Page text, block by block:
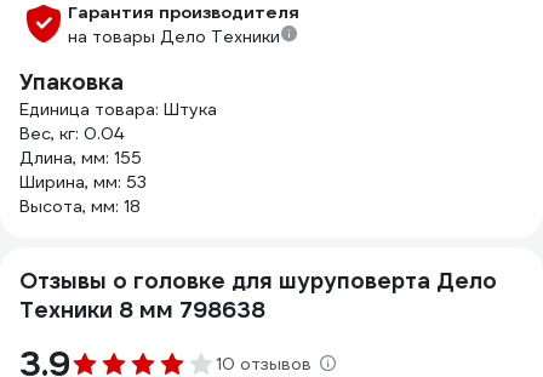
Гарантия производителя
на товары Дело Техники
Упаковка
Единица товара: Штука
Вес, кг: 0.04
Длина, мм: 155
Ширина, мм: 53
Высота, мм: 18
Отзывы о головке для шуруповерта Дело
Техники 8 мм 798638
3.9 10 отзывов